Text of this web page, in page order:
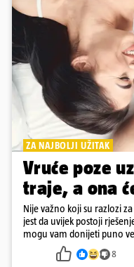
ZA NAJBOLJI UŽITAK
Vruće poze
traje, a ona
Nije važno koji su razlozi
jest da uvijek postoji
mogu vam donijeti puno
8